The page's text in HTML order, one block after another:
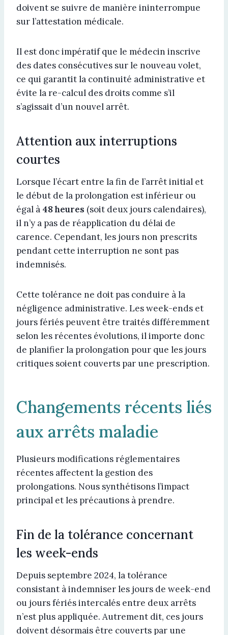
doivent se suivre de manière ininterrompue
sur l’attestation médicale.
Il est donc impératif que le médecin inscrive
des dates consécutives sur le nouveau volet,
ce qui garantit la continuité administrative et
évite la re-calcul des droits comme s’il
s’agissait d’un nouvel arrêt.
Attention aux interruptions
courtes
Lorsque l’écart entre la fin de l’arrêt initial et
le début de la prolongation est inférieur ou
égal à 48 heures (soit deux jours calendaires),
il n’y a pas de réapplication du délai de
carence. Cependant, les jours non prescrits
pendant cette interruption ne sont pas
indemnisés.
Cette tolérance ne doit pas conduire à la
négligence administrative. Les week-ends et
jours fériés peuvent être traités différemment
selon les récentes évolutions, il importe donc
de planifier la prolongation pour que les jours
critiques soient couverts par une prescription.
Changements récents liés
aux arrêts maladie
Plusieurs modifications réglementaires
récentes affectent la gestion des
prolongations. Nous synthétisons l’impact
principal et les précautions à prendre.
Fin de la tolérance concernant
les week-ends
Depuis septembre 2024, la tolérance
consistant à indemniser les jours de week-end
ou jours fériés intercalés entre deux arrêts
n’est plus appliquée. Autrement dit, ces jours
doivent désormais être couverts par une